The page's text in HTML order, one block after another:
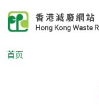
首页